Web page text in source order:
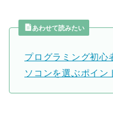
あわせて読みたい
プログラミング初心
ソコンを選ぶポイン